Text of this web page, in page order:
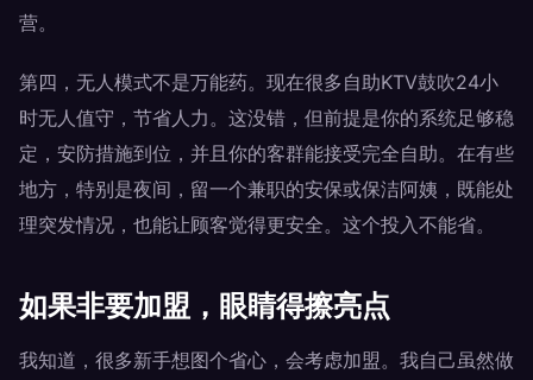
营。
第四，无人模式不是万能药。现在很多自助KTV鼓吹24小
时无人值守，节省人力。这没错，但前提是你的系统足够稳
定，安防措施到位，并且你的客群能接受完全自助。在有些
地方，特别是夜间，留一个兼职的安保或保洁阿姨，既能处
理突发情况，也能让顾客觉得更安全。这个投入不能省。
如果非要加盟，眼睛得擦亮点
我知道，很多新手想图个省心，会考虑加盟。我自己虽然做